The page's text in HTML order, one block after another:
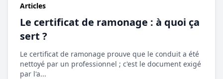
Articles
Le certificat de ramonage : à quoi ça
sert ?
Le certificat de ramonage prouve que le conduit a été
nettoyé par un professionnel ; c'est le document exigé
par l'a...